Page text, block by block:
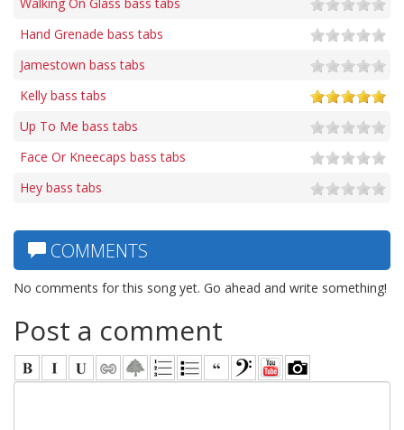
Hand Grenade bass tabs
Jamestown bass tabs
Kelly bass tabs
Up To Me bass tabs
Face Or Kneecaps bass tabs
Hey bass tabs
COMMENTS
No comments for this song yet. Go ahead and write something!
Post a comment